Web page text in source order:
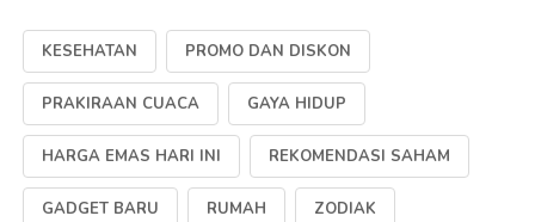
KESEHATAN PROMO DAN DISKON
PRAKIRAAN CUACA GAYA HIDUP
HARGA EMAS HARI INI REKOMENDASI SAHAM
GADGET BARU RUMAH ZODIAK